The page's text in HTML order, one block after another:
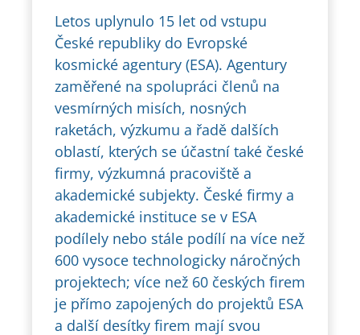
Letos uplynulo 15 let od vstupu
České republiky do Evropské
kosmické agentury (ESA). Agentury
zaměřené na spolupráci členů na
vesmírných misích, nosných
raketách, výzkumu a řadě dalších
oblastí, kterých se účastní také české
firmy, výzkumná pracoviště a
akademické subjekty. České firmy a
akademické instituce se v ESA
podílely nebo stále podílí na více než
600 vysoce technologicky náročných
projektech; více než 60 českých firem
je přímo zapojených do projektů ESA
a další desítky firem mají svou